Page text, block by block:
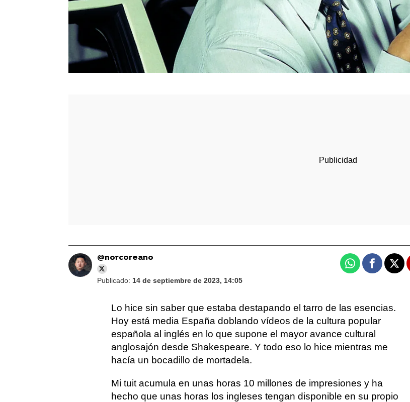
@norcoreano
Publicado: 14 de septiembre de 2023, 14:05
WhatsappFacebook
X
Lo hice sin saber que estaba destapando el tarro de las esencias.
Hoy está media España doblando vídeos de la cultura popular
española al inglés en lo que supone el mayor avance cultural
anglosajón desde Shakespeare. Y todo eso lo hice mientras me
hacía un bocadillo de mortadela.
Mi tuit acumula en unas horas 10 millones de impresiones y ha
hecho que unas horas los ingleses tengan disponible en su propio